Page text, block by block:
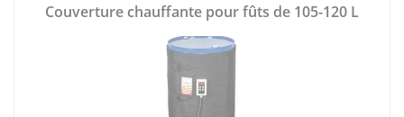
Couverture chauffante pour fûts de 105-120 L